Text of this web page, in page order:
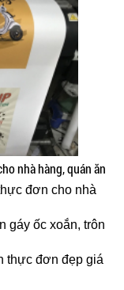
nhà hàng, quán ăn
đơn cho nhà
gáy ốc xoắn, trôn
thực đơn đẹp giá